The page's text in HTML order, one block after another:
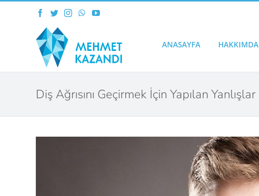
Facebook
TwitterInstagramWhatsApp
YouTube
ANASAYFA HAKKIMDA
Diş Ağrısını Geçirmek İçin Yapılan Yanlışlar